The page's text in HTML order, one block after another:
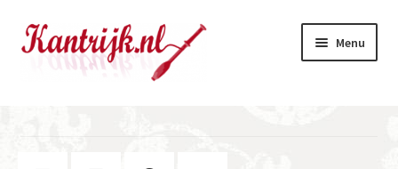
Ga
door
Ga
naar
Menu